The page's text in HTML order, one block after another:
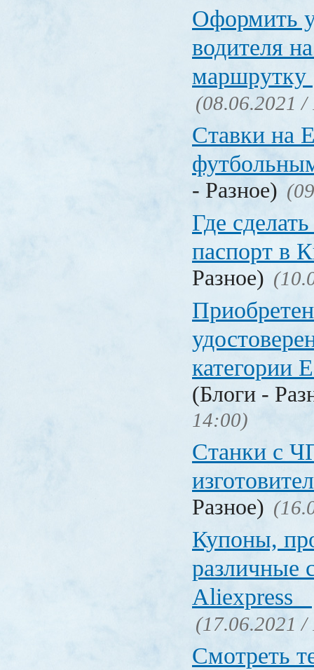
Оформить
водителя
маршрутку
(08.06.2021 /
Ставки на
- Разное)
Где
паспорт в
Разное)
категории
(Блоги -
14:00)
Станки с
Разное)
Купоны,
различные
Aliexpress
(17.06.2021 /
Смотреть